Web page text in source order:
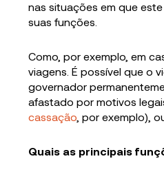
nas situações em que
suas funções.
Como, por exemplo, em
viagens. É possível que o
governador
afastado por motivos
cassação , por exemplo),
Quais as principais